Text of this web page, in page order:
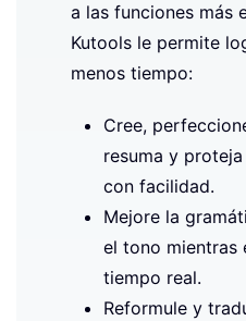
a las funciones más
Kutools le permite
menos tiempo:
Cree,
resuma y
con facilidad.
Mejore la
el tono mientras
tiempo real.
Reformule y